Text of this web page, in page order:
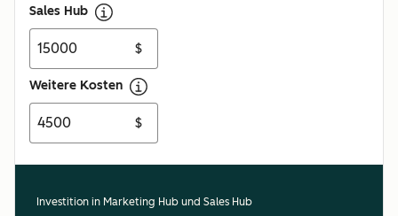
Sales Hub
$
Weitere Kosten
$
Investition in Marketing Hub und Sales Hub